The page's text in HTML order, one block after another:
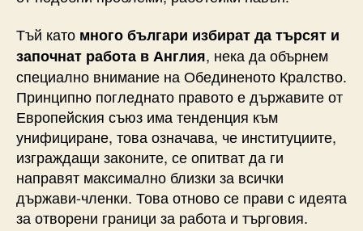
Тъй като много българи избират да търсят и
започнат работа в Англия, нека да обърнем
специално внимание на Обединеното Кралство.
Принципно погледнато правото е държавите от
Европейския съюз има тенденция към
унифициране, това означава, че институциите,
изграждащи законите, се опитват да ги
направят максимално близки за всички
държави-членки. Това отново се прави с идеята
за отворени граници за работа и търговия.